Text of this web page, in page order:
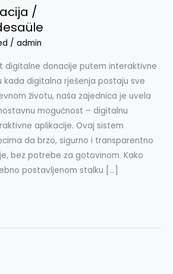
/
/ admin
digitalne donacije putem interaktivne
kada digitalna rješenja postaju sve
životu, naša zajednica je uvela
mogućnost – digitalnu
aplikacije. Ovaj sistem
da brzo, sigurno i transparentno
bez potrebe za gotovinom. Kako
postavljenom stalku […]